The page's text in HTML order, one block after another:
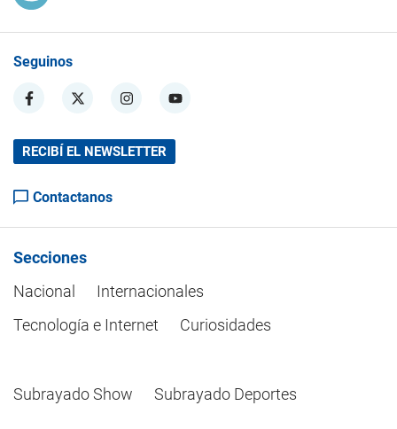
Seguinos
RECIBÍ EL NEWSLETTER
Contactanos
Secciones
Nacional
Internacionales
Tecnología e Internet
Curiosidades
Subrayado Show Subrayado Deportes